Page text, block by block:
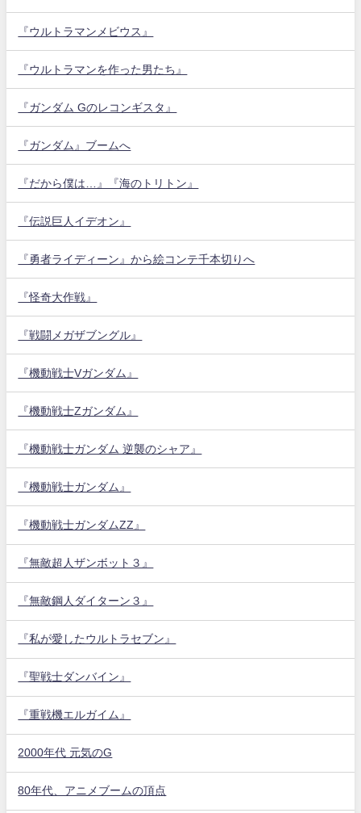
『ウルトラマンメビウス』
『ウルトラマンを作った男たち』
『ガンダム Gのレコンギスタ』
『ガンダム』ブームへ
『だから僕は…』『海のトリトン』
『伝説巨人イデオン』
『勇者ライディーン』から絵コンテ千本切りへ
『怪奇大作戦』
『戦闘メガザブングル』
『機動戦士Vガンダム』
『機動戦士Zガンダム』
『機動戦士ガンダム 逆襲のシャア』
『機動戦士ガンダム』
『機動戦士ガンダムZZ』
『無敵超人ザンボット３』
『無敵鋼人ダイターン３』
『私が愛したウルトラセブン』
『聖戦士ダンバイン』
『重戦機エルガイム』
2000年代 元気のG
80年代、アニメブームの頂点